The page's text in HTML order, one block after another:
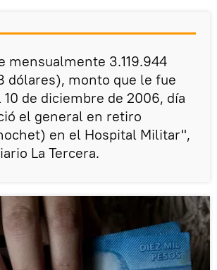
mensualmente 3.119.944
dólares), monto que le fue
de diciembre de 2006, día
el general en retiro
en el Hospital Militar",
La Tercera.